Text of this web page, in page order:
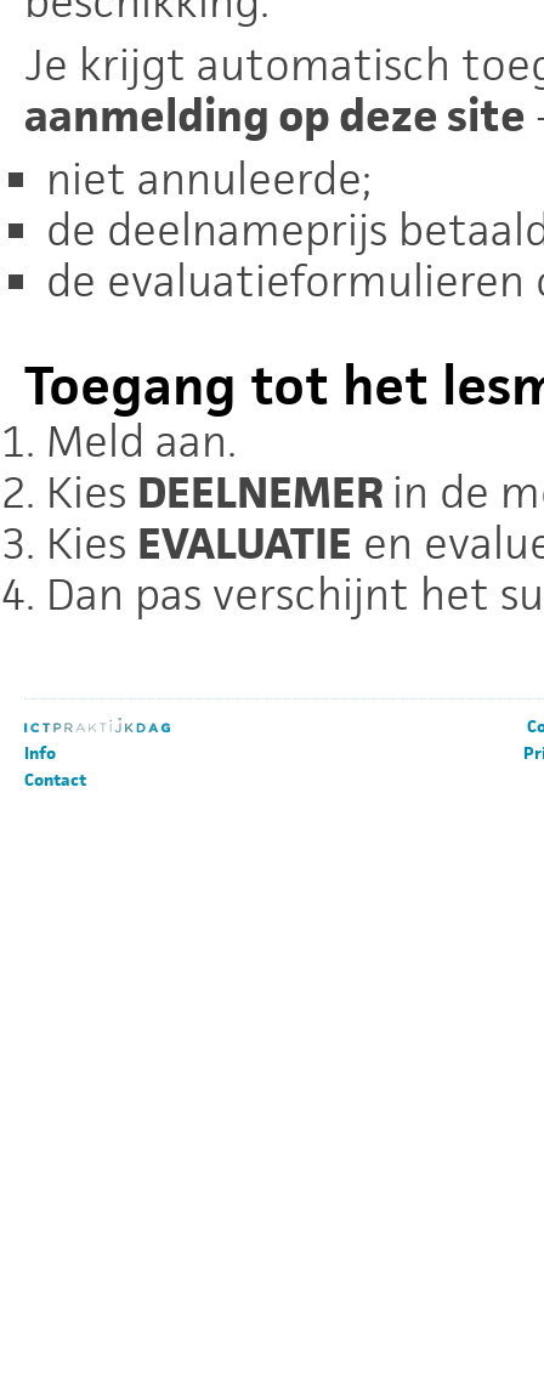
Je krijgt automatisch
aanmelding op deze site
niet annuleerde;
de deelnameprijs
de
Toegang tot het
Meld aan.
Kies DEELNEMER in de
Kies EVALUATIE en
Dan pas verschijnt het
Info
Contact